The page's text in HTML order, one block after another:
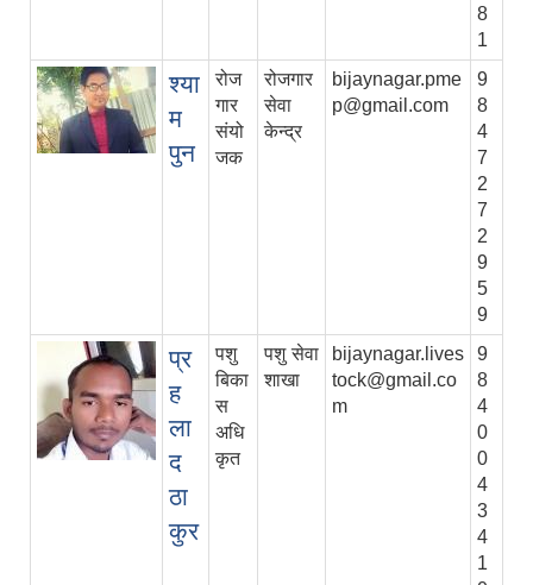
8
1
श्या
म
पुन
रोज
गार
संयो
जक
रोजगार
सेवा
केन्द्र
bijaynagar.pme
p@gmail.com
9
8
4
7
2
7
2
9
5
9
प्र
ह
ला
द
ठा
कुर
पशु
बिका
स
अधि
कृत
पशु सेवा
शाखा
bijaynagar.lives
tock@gmail.co
m
9
8
4
0
0
4
3
4
1